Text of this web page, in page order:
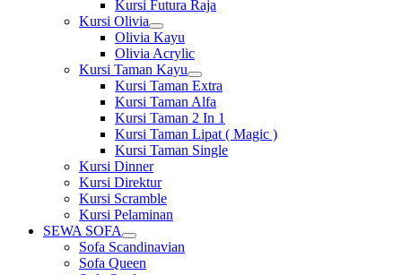
menu
Kursi Futura Raja
Kursi Olivia
Show
sub
menu
Olivia Kayu
Olivia Acrylic
Kursi Taman Kayu
Show
sub
menu
Kursi Taman Extra
Kursi Taman Alfa
Kursi Taman 2 In 1
Kursi Taman Lipat ( Magic )
Kursi Taman Single
Kursi Dinner
Kursi Direktur
Kursi Scramble
Kursi Pelaminan
SEWA SOFA
Show
sub
menu
Sofa Scandinavian
Sofa Queen